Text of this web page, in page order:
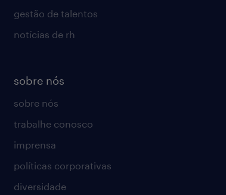
gestão de talentos
notícias de rh
sobre nós
sobre nós
trabalhe conosco
imprensa
políticas corporativas
diversidade